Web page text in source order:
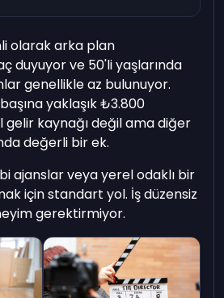
olarak arka plan
duyuyor ve 50'li yaşlarında
genellikle az bulunuyor.
yaklaşık₺3.800
gelir kaynağı değil ama diğer
değerli bir ek.
ajanslar veya yerel odaklı bir
için standart yol. İş düzensiz
gerektirmiyor.